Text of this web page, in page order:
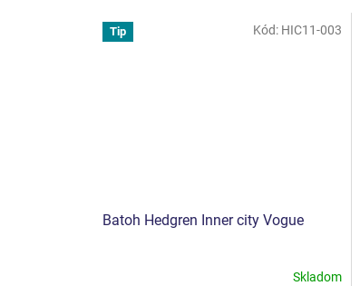
Tip
Batoh Hedgren Inner city Vogue
Skladom
Kód: HIC11-003